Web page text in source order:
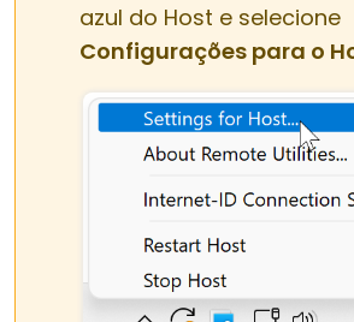
azul do Host e selecione
Configurações para o